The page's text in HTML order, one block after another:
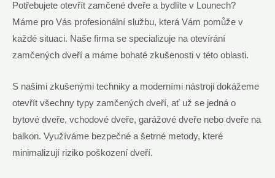
Potřebujete otevřít zamčené dveře a bydlíte v Lounech?
Máme pro Vás profesionální službu, která Vám pomůže v
každé situaci. Naše firma se specializuje na otevírání
zamčených dveří a máme bohaté zkušenosti v této oblasti.
S našimi zkušenými techniky a moderními nástroji dokážeme
otevřít všechny typy zamčených dveří, ať už se jedná o
bytové dveře, vchodové dveře, garážové dveře nebo dveře na
balkon. Využíváme bezpečné a šetrné metody, které
minimalizují riziko poškození dveří.